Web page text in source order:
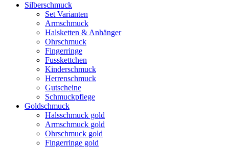
Silberschmuck
Set Varianten
Armschmuck
Halsketten & Anhänger
Ohrschmuck
Fingerringe
Fusskettchen
Kinderschmuck
Herrenschmuck
Gutscheine
Schmuckpflege
Goldschmuck
Halsschmuck gold
Armschmuck gold
Ohrschmuck gold
Fingerringe gold